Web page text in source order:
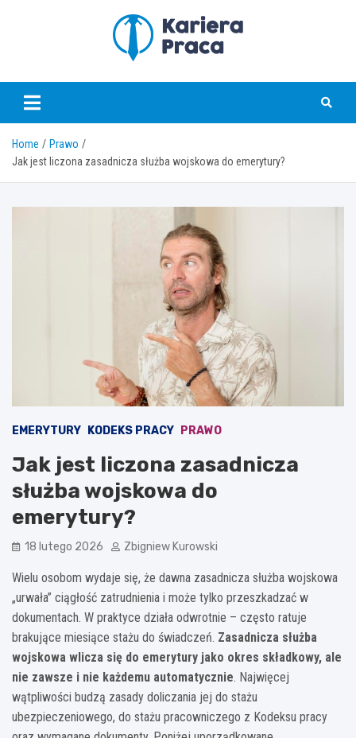
karierapraca.pl
Home
Prawo
Jak jest liczona zasadnicza służba wojskowa do emerytury?
EMERYTURY KODEKS PRACY PRAWO
Jak jest liczona zasadnicza
służba wojskowa do
emerytury?
18 lutego 2026 Zbigniew Kurowski
Wielu osobom wydaje się, że dawna zasadnicza służba wojskowa
„urwała” ciągłość zatrudnienia i może tylko przeszkadzać w
dokumentach. W praktyce działa odwrotnie – często ratuje
brakujące miesiące stażu do świadczeń. Zasadnicza służba
wojskowa wlicza się do emerytury jako okres składkowy, ale
nie zawsze i nie każdemu automatycznie. Najwięcej
wątpliwości budzą zasady doliczania jej do stażu
ubezpieczeniowego, do stażu pracowniczego z Kodeksu pracy